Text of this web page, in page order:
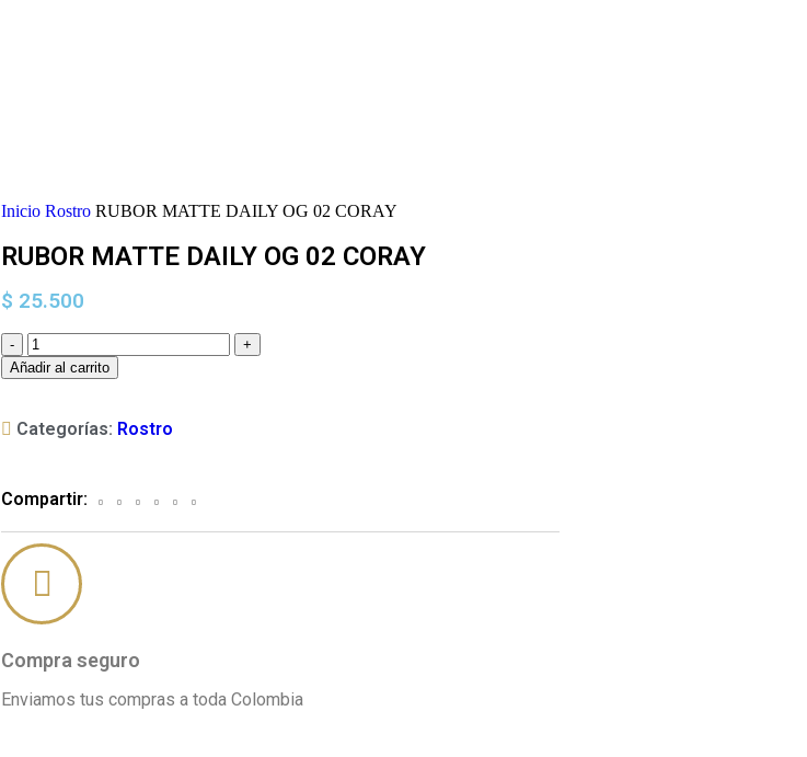
Inicio Rostro RUBOR MATTE DAILY OG 02 CORAY
RUBOR MATTE DAILY OG 02 CORAY
$ 25.500
Añadir al carrito
Categorías: Rostro
Compartir:
Compra seguro
Enviamos tus compras a toda Colombia